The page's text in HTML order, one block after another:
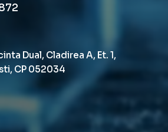
Dual, Cladirea A, Et. 1,
CP 052034